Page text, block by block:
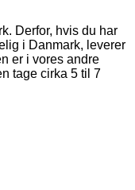
Derfor, hvis du har
i Danmark, leverer
er i vores andre
tage cirka 5 til 7